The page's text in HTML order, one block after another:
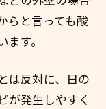
らと言っても酸
す。
は反対に、日の
が発生しやすく